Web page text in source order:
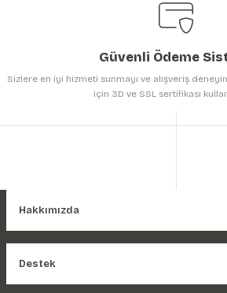
Güvenli Ödeme
Sizlere en iyi hizmeti sunmayı ve alışveriş
için 3D ve SSL sertifikası
Hakkımızda
Destek